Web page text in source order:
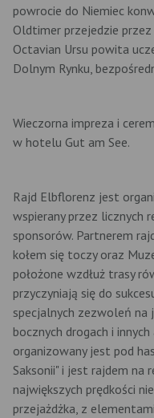
powrocie do Niemiec
Oldtimer przejedzie
Octavian Ursu powita
Dolnym Rynku,
Wieczorna impreza i
w hotelu Gut am See.
Rajd Elbflorenz jest
wspierany przez licznych
sponsorów. Partnerem
kołem się toczy oraz
położone wzdłuż trasy
przyczyniają się do
specjalnych zezwoleń na
bocznych drogach i
organizowany jest pod
Saksonii" i jest rajdem na
największych prędkości
przejażdżka, z